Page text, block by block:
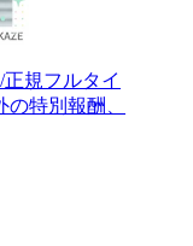
正規フルタイ
特別報酬、